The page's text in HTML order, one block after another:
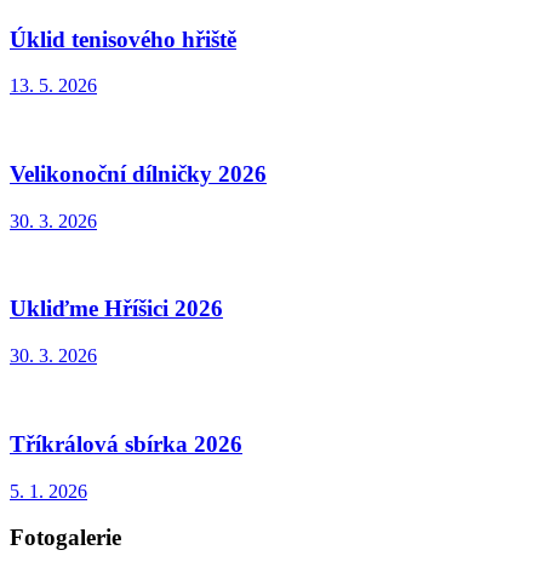
Úklid tenisového hřiště
13. 5. 2026
Velikonoční dílničky 2026
30. 3. 2026
Ukliďme Hříšici 2026
30. 3. 2026
Tříkrálová sbírka 2026
5. 1. 2026
Fotogalerie